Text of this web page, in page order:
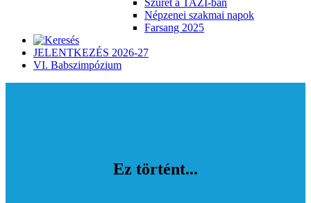
Szüret a TAZI-ban
Népzenei szakmai napok
Farsang 2025
JELENTKEZÉS 2026-27
VI. Babszimpózium
Ez történt...